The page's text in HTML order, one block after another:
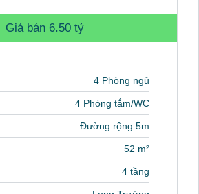
Giá bán 6.50 tỷ
4 Phòng ngủ
4 Phòng tắm/WC
Đường rộng 5m
52 m²
4 tầng